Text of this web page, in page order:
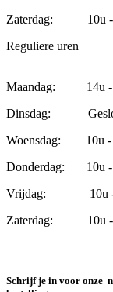
Zaterdag: 10u -
Reguliere uren
Maandag: 14u -
Dinsdag:
Woensdag: 10u -
Donderdag: 10u -
Vrijdag: 10u -
Zaterdag: 10u -
Schrijf je in voor onze